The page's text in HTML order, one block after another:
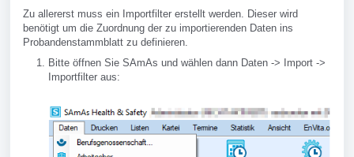
Zu allererst muss ein Importfilter erstellt werden. Dieser wird
benötigt um die Zuordnung der zu importierenden Daten ins
Probandenstammblatt zu definieren.
Bitte öffnen Sie SAmAs und wählen dann Daten -> Import ->
Importfilter aus: